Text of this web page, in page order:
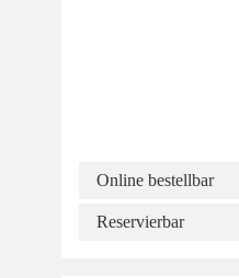
Online bestellbar
Reservierbar